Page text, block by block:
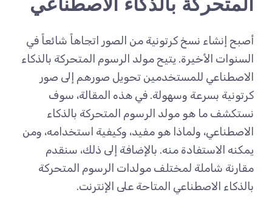
أصبح إنشاء نسخ كرتونية من الصور اتجاهاً شائعاً في
السنوات الأخيرة. يتيح مولد الرسوم المتحركة بالذكاء
الاصطناعي للمستخدمين تحويل صورهم إلى صور
كرتونية بسرعة وسهولة. في هذه المقالة، سوف
نستكشف ما هو مولد الرسوم المتحركة بالذكاء
الاصطناعي، ولماذا هو مفيد، وكيفية استخدامه، ومن
يمكنه الاستفادة منه. بالإضافة إلى ذلك، سنقدم
مقارنة شاملة لمختلف مولدات الرسوم المتحركة
بالذكاء الاصطناعي المتاحة على الإنترنت.